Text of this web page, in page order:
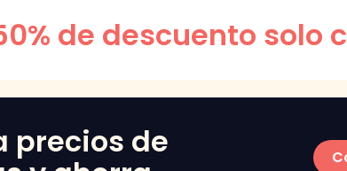
de descuento solo
precios de